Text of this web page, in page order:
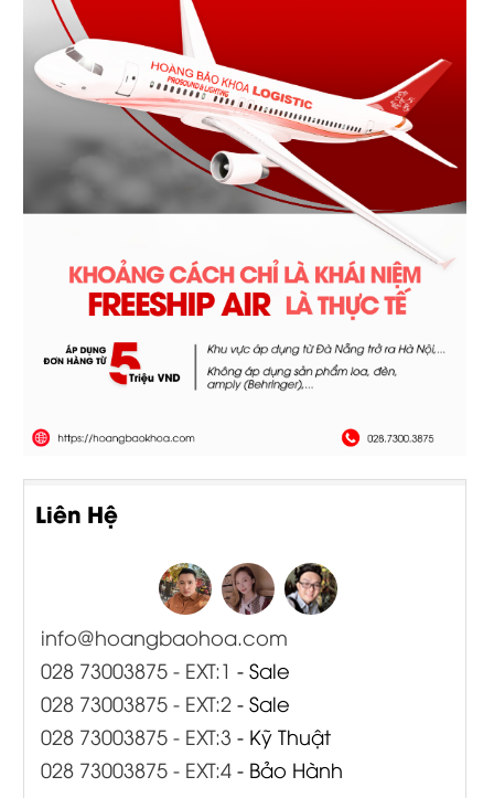
Liên Hệ
info@hoangbaohoa.com
028 73003875 - EXT:1 - Sale
028 73003875 - EXT:2- Sale
028 73003875 - EXT:3 - Kỹ Thuật
028 73003875 - EXT:4- Bảo Hành